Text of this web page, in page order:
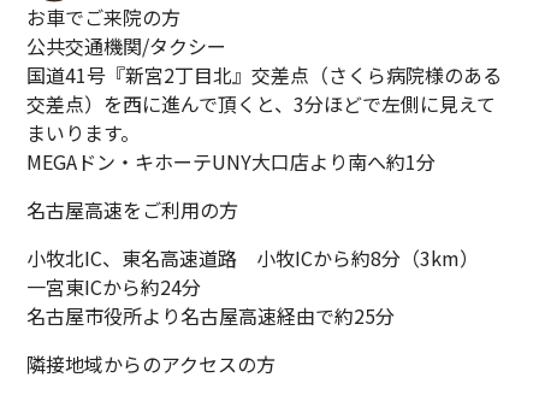
お車でご来院の方
公共交通機関/タクシー
国道41号『新宮2丁目北』交差点（さくら病院様のある
交差点）を西に進んで頂くと、3分ほどで左側に見えて
まいります。
MEGAドン・キホーテUNY大口店より南へ約1分
名古屋高速をご利用の方
小牧北IC、東名高速道路 小牧ICから約8分（3km）
一宮東ICから約24分
名古屋市役所より名古屋高速経由で約25分
隣接地域からのアクセスの方